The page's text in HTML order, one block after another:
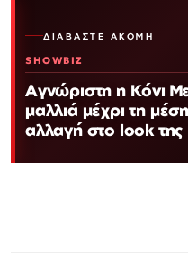
ΔΙΑΒΆΣΤΕ ΑΚΌΜΗ
SHOWBIZ
Αγνώριστη η Κόνι
μαλλιά μέχρι τη
αλλαγή στο look της